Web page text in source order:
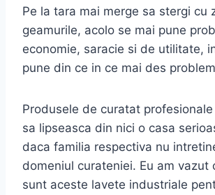
Pe la tara mai merge sa stergi cu
geamurile, acolo se mai pune
economie, saracie si de utilitate,
pune din ce in ce mai des
Produsele de curatat
sa lipseasca din nici o casa
daca familia respectiva nu
domeniul curateniei. Eu am vazut
sunt aceste lavete industriale